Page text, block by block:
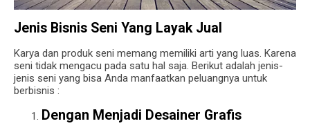
Jenis Bisnis Seni Yang Layak Jual
Karya dan produk seni memang memiliki arti yang luas. Karena
seni tidak mengacu pada satu hal saja. Berikut adalah jenis-
jenis seni yang bisa Anda manfaatkan peluangnya untuk
berbisnis :
Dengan Menjadi Desainer Grafis